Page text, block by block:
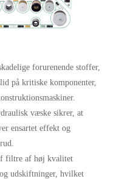
forurenende stoffer,
på kritiske komponenter,
væske sikrer, at
ensartet effekt og
filtre af høj kvalitet
udskiftninger, hvilket